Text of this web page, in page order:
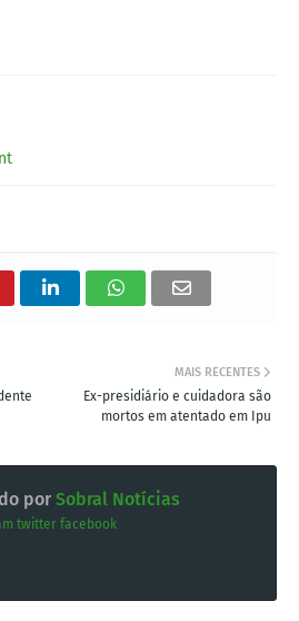
MAIS RECENTES
Ex-presidiário e cuidadora são
mortos em atentado em Ipu
por Sobral Notícias
twitter facebook